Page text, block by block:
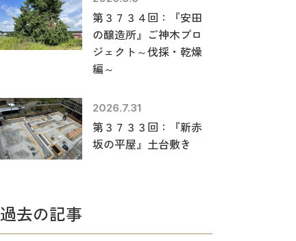
第３７３４回：『安田
の醸造所』ご神木プロ
ジェクト～伐採・乾燥
編～
2026.7.31
第３７３３回：『新赤
坂の平屋』土台敷き
過去の記事